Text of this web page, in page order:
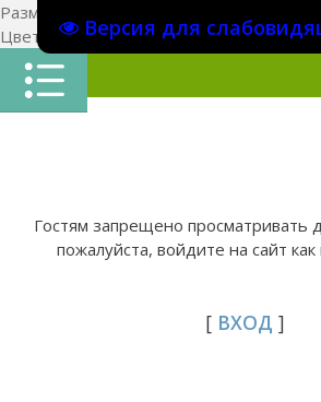
Версия для
Размер шрифта:
Цвет сайтаЦ Ц Ц Х
Гостям запрещено просматривать
пожалуйста, войдите на сайт как
[ ВХОД ]